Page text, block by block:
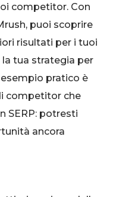
competitor. Con
puoi scoprire
risultati per i tuoi
tua strategia per
pratico è
competitor che
SERP: potresti
ancora